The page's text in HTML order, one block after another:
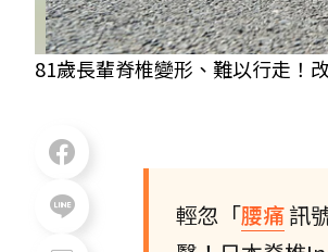
81歲長輩脊椎變形、難以行走！
輕忽「腰痛訊